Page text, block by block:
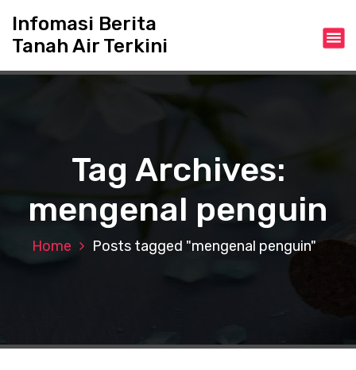
t
Infomasi Berita
Tanah Air Terkini
Tag Archives:
mengenal penguin
Home Posts tagged "mengenal penguin"